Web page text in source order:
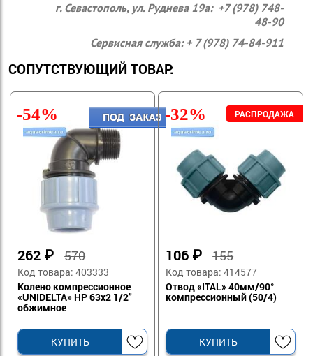
г. Севастополь, ул. Руднева 19а: +7 (978) 748-
48-90
Сервисная служба: + 7 (978) 74-84-911
СОПУТСТВУЮЩИЙ ТОВАР:
262 ₽570
Код товара: 403333
Колено компрессионное
«UNIDELTA» НР 63х2 1/2"
обжимное
КУПИТЬ
-54%
106 ₽155
Код товара: 414577
Отвод «ITAL» 40мм/90°
компрессионный (50/4)
КУПИТЬ
-32%